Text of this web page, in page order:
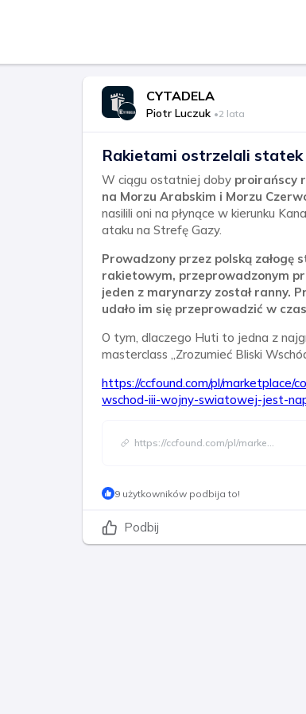
CYTADELA
Piotr Luczuk •2 lata
Rakietami ostrzelali statek
W ciągu ostatniej doby proirańscy
na Morzu Arabskim i Morzu
nasilili oni na płynące w kierunku
ataku na Strefę Gazy.
Prowadzony przez polską załogę
rakietowym, przeprowadzonym
jeden z marynarzy został ranny.
udało im się przeprowadzić w
O tym, dlaczego Huti to jedna z
masterclass „Zrozumieć Bliski
https://ccfound.com/pl/marketplace/
wschod-iii-wojny-swiatowej-jest-
https://ccfound.com/pl/marke...
9 użytkowników podbija to!
Podbij